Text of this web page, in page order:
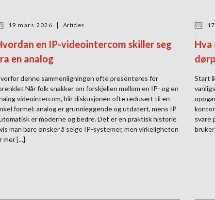
19 mars 2026 Articles
en IP-videointercom skiller seg
en analog
denne sammenligningen ofte presenteres for
Når folk snakker om forskjellen mellom en IP- og en
videointercom, blir diskusjonen ofte redusert til en
formel: analog er grunnleggende og utdatert, mens IP
er moderne og bedre. Det er en praktisk historie
man bare ønsker å selge IP-systemer, men virkeligheten
mer […]
Hva
Start
svare